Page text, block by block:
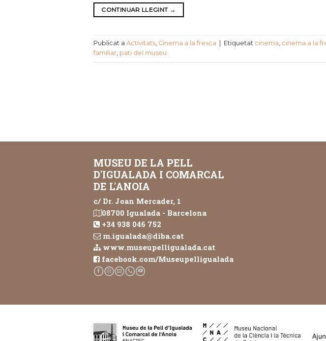
CONTINUAR LLEGINT →
Publicat a Activitats, Cinema a la fresca Etiquetat cinema, cinema a la
familiar, pati del museu
MUSEU DE LA PELL
D'IGUALADA I COMARCAL
DE L'ANOIA
c/ Dr. Joan Mercader, 1
08700 Igualada - Barcelona
+34 938 046 752
m.igualada@diba.cat
www.museupelligualada.cat
facebook.com/Museupelligualada